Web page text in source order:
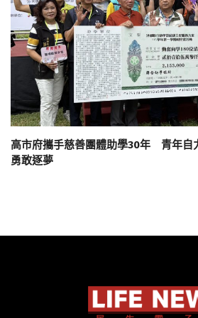
高市府攜手慈善團體助學30年 青年自
勇敢逐夢